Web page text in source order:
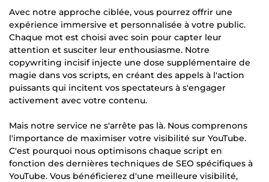
Avec notre approche ciblée, vous pourrez offrir une
expérience immersive et personnalisée à votre public.
Chaque mot est choisi avec soin pour capter leur
attention et susciter leur enthousiasme. Notre
copywriting incisif injecte une dose supplémentaire de
magie dans vos scripts, en créant des appels à l'action
puissants qui incitent vos spectateurs à s'engager
activement avec votre contenu.
Mais notre service ne s'arrête pas là. Nous comprenons
l'importance de maximiser votre visibilité sur YouTube.
C'est pourquoi nous optimisons chaque script en
fonction des dernières techniques de SEO spécifiques à
YouTube. Vous bénéficierez d'une meilleure visibilité,